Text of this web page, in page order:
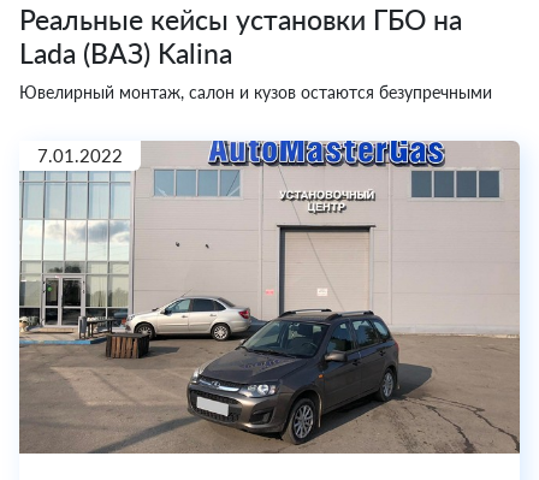
Реальные кейсы установки ГБО на
Lada (ВАЗ) Kalina
Ювелирный монтаж, салон и кузов остаются безупречными
7.01.2022